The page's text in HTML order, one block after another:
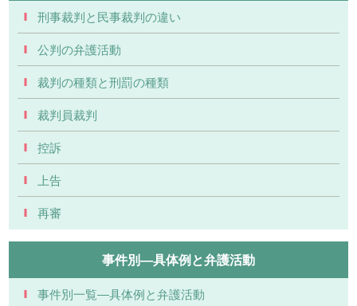
刑事裁判と民事裁判の違い
公判の弁護活動
裁判の種類と刑罰の種類
裁判員裁判
控訴
上告
再審
事件別―具体例と弁護活動
事件別一覧―具体例と弁護活動